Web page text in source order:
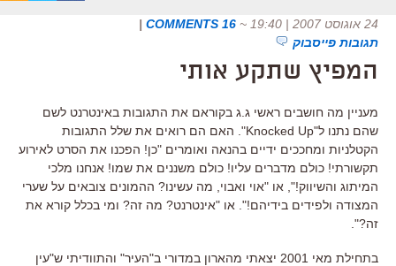
24 אוגוסט 2007 | 19:40 ~
16 COMMENTS
|
תגובות פייסבוק
המפיץ שתקע אותי
מעניין מה חושבים ראשי ג.ג בקוראם את התגובות באינטרנט לשם
שהם נתנו ל"Knocked Up". האם הם רואים את שלל התגובות
הקטלניות ומחככים ידיים בהנאה ואומרים "כן! הפכנו את הסרט לאירוע
תקשורתי! כולם מדברים עליו! כולם משננים את שמו! אנחנו מלכי
המיתוג והשיווק!", או "אוי ואבוי, מה עשינו? ההמונים צובאים על שערי
המצודה ולפידים בידיהם!". או "אינטרנט? מה זה? ומי בכלל קורא את
זה?".
בתחילת מאי 2001 יצאתי מהארון במדורי ב"העיר" והתוודיתי ש"עין